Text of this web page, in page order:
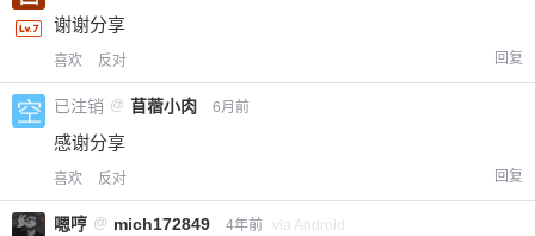
谢谢分享
喜欢 反对 回复
已注销 @ 苜蓿小肉 6月前
感谢分享
喜欢 反对 回复
嗯哼 @ mich172849 4年前 via Android